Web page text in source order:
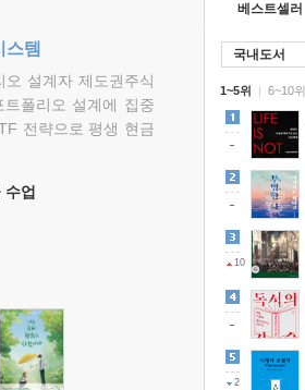
스템
설계자 제도권주식
폴리오 설계에 집중
전략으로 평생 현금
업
베스트셀러
국내도서
1~5위 |
10
2
6~10위